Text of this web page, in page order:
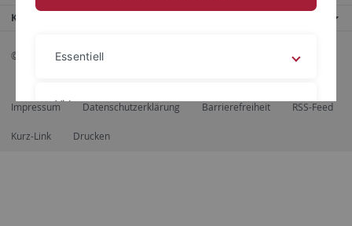
Kontaktinfo
© 2026 Eberhard Karls Universität Tübingen, Tübingen
Impressum Datenschutzerklärung Barrierefreiheit RSS-Feed
Kurz-Link Drucken
Essentiell
Videos